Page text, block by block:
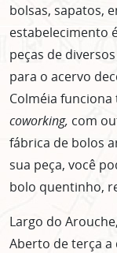
bolsas, sapatos,
estabelecimento
peças de
para o acervo
Colméia
coworking, com
fábrica de bolos
sua peça, você
bolo quentinho,
Largo do
Aberto de terça a